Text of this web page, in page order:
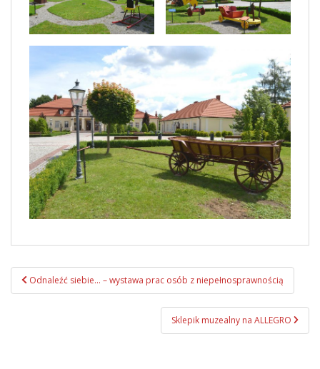
Zobacz wpisy
Odnaleźć siebie… – wystawa prac osób z niepełnosprawnością
Sklepik muzealny na ALLEGRO